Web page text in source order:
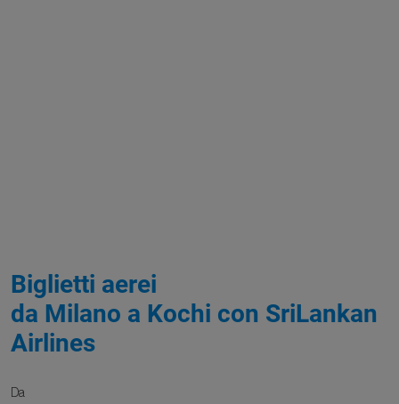
Biglietti aerei
da Milano a Kochi con SriLankan
Airlines
Da